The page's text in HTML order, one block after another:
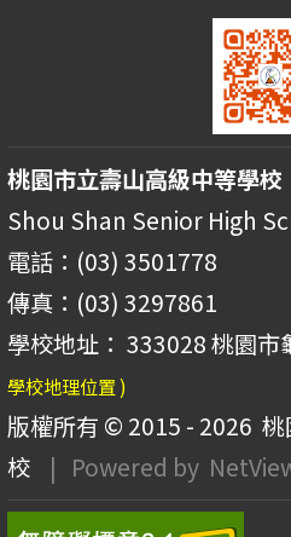
桃園市立壽山高級中等學校
Shou Shan Senior High
電話：(03) 3501778
傳真：(03) 3297861
學校地址： 333028 桃園市
學校地理位置 )
版權所有 © 2015 - 2026 桃
校
| Powered by